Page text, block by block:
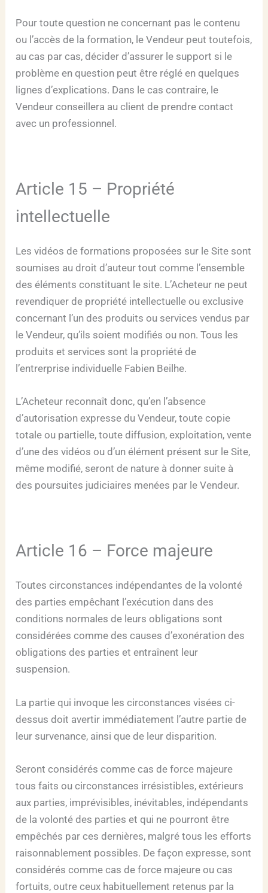
Pour toute question ne concernant pas le contenu
ou l’accès de la formation, le Vendeur peut toutefois,
au cas par cas, décider d’assurer le support si le
problème en question peut être réglé en quelques
lignes d’explications. Dans le cas contraire, le
Vendeur conseillera au client de prendre contact
avec un professionnel.
Article 15 – Propriété
intellectuelle
Les vidéos de formations proposées sur le Site sont
soumises au droit d’auteur tout comme l’ensemble
des éléments constituant le site. L’Acheteur ne peut
revendiquer de propriété intellectuelle ou exclusive
concernant l’un des produits ou services vendus par
le Vendeur, qu’ils soient modifiés ou non. Tous les
produits et services sont la propriété de
l’entrerprise individuelle Fabien Beilhe.
L’Acheteur reconnaît donc, qu’en l’absence
d’autorisation expresse du Vendeur, toute copie
totale ou partielle, toute diffusion, exploitation, vente
d’une des vidéos ou d’un élément présent sur le Site,
même modifié, seront de nature à donner suite à
des poursuites judiciaires menées par le Vendeur.
Article 16 – Force majeure
Toutes circonstances indépendantes de la volonté
des parties empêchant l’exécution dans des
conditions normales de leurs obligations sont
considérées comme des causes d’exonération des
obligations des parties et entraînent leur
suspension.
La partie qui invoque les circonstances visées ci-
dessus doit avertir immédiatement l’autre partie de
leur survenance, ainsi que de leur disparition.
Seront considérés comme cas de force majeure
tous faits ou circonstances irrésistibles, extérieurs
aux parties, imprévisibles, inévitables, indépendants
de la volonté des parties et qui ne pourront être
empêchés par ces dernières, malgré tous les efforts
raisonnablement possibles. De façon expresse, sont
considérés comme cas de force majeure ou cas
fortuits, outre ceux habituellement retenus par la